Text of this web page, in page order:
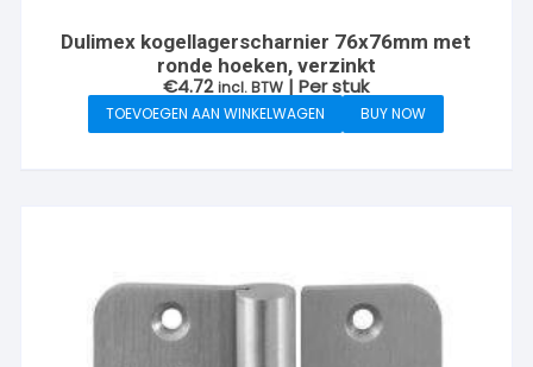
Dulimex kogellagerscharnier 76x76mm met
ronde hoeken, verzinkt
€4.72 incl. BTW | Per stuk
TOEVOEGEN AAN WINKELWAGEN BUY NOW